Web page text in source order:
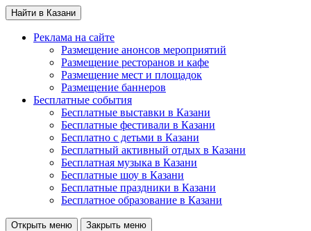
Найти в Казани
Реклама на сайте
Размещение анонсов мероприятий
Размещение ресторанов и кафе
Размещение мест и площадок
Размещение баннеров
Бесплатные события
Бесплатные выставки в Казани
Бесплатные фестивали в Казани
Бесплатно с детьми в Казани
Бесплатный активный отдых в Казани
Бесплатная музыка в Казани
Бесплатные шоу в Казани
Бесплатные праздники в Казани
Бесплатное образование в Казани
Открыть меню Закрыть меню